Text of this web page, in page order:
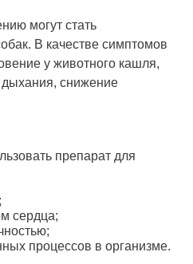
могут стать
В качестве симптомов
у животного кашля,
снижение
препарат для
сердца;
процессов в организме.